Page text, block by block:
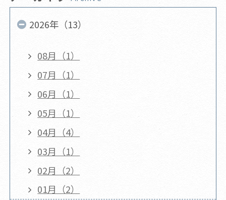
2026年（13）
08月（1）
07月（1）
06月（1）
05月（1）
04月（4）
03月（1）
02月（2）
01月（2）